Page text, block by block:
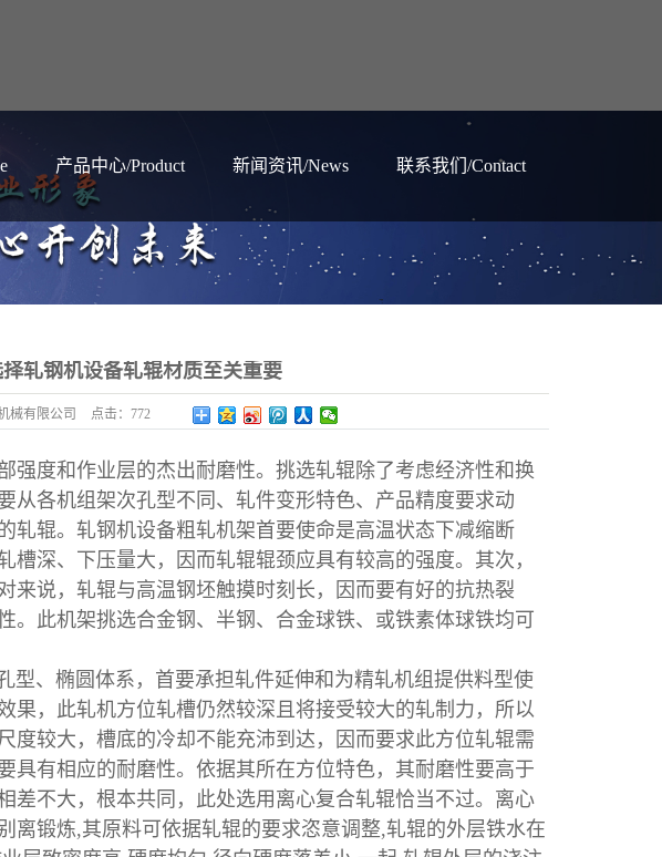
产品中心/Product 新闻资讯/News 联系我们/Contact
轧钢机设备轧辊材质至关重要
械有限公司 点击： 772
强度和作业层的杰出耐磨性。挑选轧辊除了考虑经济性和换
从各机组架次孔型不同、轧件变形特色、产品精度要求动
轧辊。轧钢机设备粗轧机架首要使命是高温状态下减缩断
槽深、下压量大，因而轧辊辊颈应具有较高的强度。其次，
来说，轧辊与高温钢坯触摸时刻长，因而要有好的抗热裂
。此机架挑选合金钢、半钢、合金球铁、或铁素体球铁均可
、椭圆体系，首要承担轧件延伸和为精轧机组提供料型使
果，此轧机方位轧槽仍然较深且将接受较大的轧制力，所以
度较大，槽底的冷却不能充沛到达，因而要求此方位轧辊需
具有相应的耐磨性。依据其所在方位特色，其耐磨性要高于
差不大，根本共同，此处选用离心复合轧辊恰当不过。离心
离锻炼,其原料可依据轧辊的要求恣意调整,轧辊的外层铁水在